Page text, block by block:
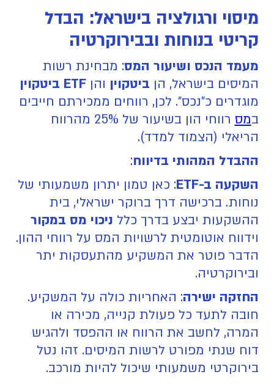
מיסוי ורגולציה בישראל: הבדל
קריטי בנוחות ובבירוקרטיה
מעמד הנכס ושיעור המס: מבחינת רשות
המיסים בישראל, הן ביטקוין והןETF ביטקוין
מוגדרים כ"נכס". לכן, רווחים ממכירתם חייבים
במס
רווחי הון בשיעור של 25% מהרווח
הריאלי (הצמוד למדד).
ההבדל המהותי בדיווח:
השקעה ב-ETF
: כאן טמון יתרון משמעותי של
נוחות. ברכישה דרך ברוקר ישראלי, בית
ההשקעות יבצע בדרך כלל ניכוי מס במקור
וידווח אוטומטית לרשויות המס על רווחי ההון.
הדבר פוטר את המשקיע מהתעסקות יתר
ובירוקרטיה.
החזקה ישירה: האחריות כולה על המשקיע.
חובה לתעד כל פעולת קנייה, מכירה או
המרה, לחשב את הרווח או ההפסד ולהגיש
דוח שנתי מפורט לרשות המיסים. זהו נטל
בירוקרטי משמעותי שיכול להיות מורכב.